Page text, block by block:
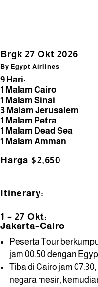
Brgk 27 Okt 2026
By Egypt Airlines
9 Hari:
1 Malam Cairo
1 Malam Sinai
3 Malam Jerusalem
1 Malam Petra
1 Malam Dead Sea
1 Malam Amman
Harga $2,650
Itinerary:
1 – 27 Okt:
Jakarta–Cairo
Peserta Tour
jam 00.50 dengan
Tiba di Cairo jam
negara mesir,